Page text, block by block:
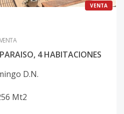
VENTA
VENTA
4 HABITACIONES
D.N.
Mt2